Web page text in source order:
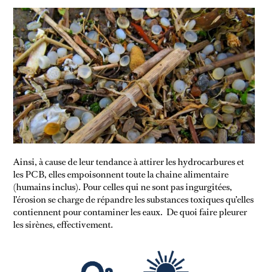
NON CLASSÉ
VIDEOOOOO
Ainsi, à cause de leur tendance à attirer les hydrocarbures et
les PCB, elles empoisonnent toute la chaine alimentaire
(humains inclus). Pour celles qui ne sont pas ingurgitées,
l’érosion se charge de répandre les substances toxiques qu’elles
contiennent pour contaminer les eaux. De quoi faire pleurer
les sirènes, effectivement.